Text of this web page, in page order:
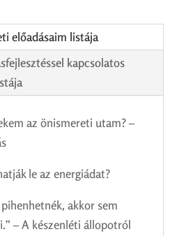
előadásaim listája
kapcsolatos
az önismereti utam? –
le az energiádat?
akkor sem
– A készenléti állopotról